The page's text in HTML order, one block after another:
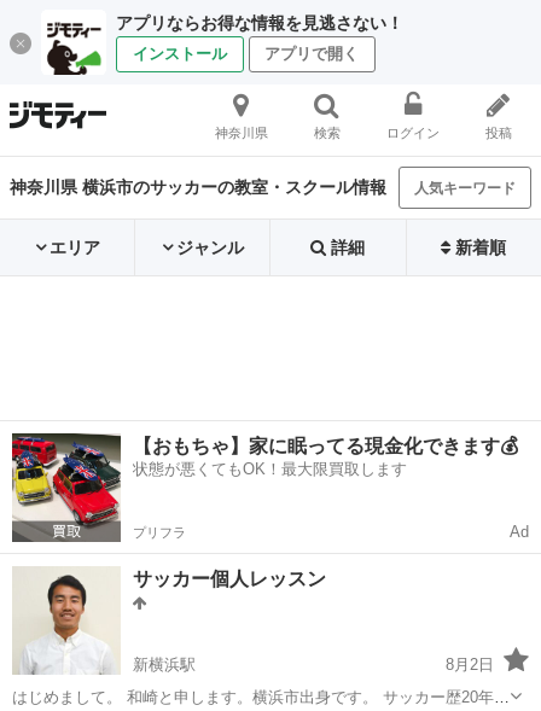
アプリならお得な情報を見逃さない！
インストール アプリで開く
神奈川県 検索 ログイン 投稿
神奈川県 横浜市のサッカーの教室・スクール情報 人気キーワード
エリア ジャンル 詳細 新着順
【おもちゃ】家に眠ってる現金化できます💰
状態が悪くてもOK！最大限買取します
プリフラ Ad
サッカー個人レッスン
新横浜駅
8月2日
はじめまして。 和崎と申します。横浜市出身です。 サッカー歴20年以